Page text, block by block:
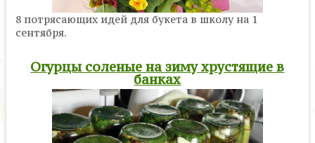
8 потрясающих идей для букета в школу на 1
сентября.
Огурцы соленые на зиму хрустящие в
банках